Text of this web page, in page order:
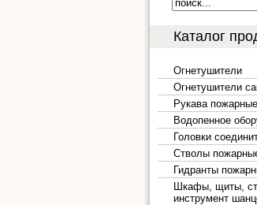
Каталог
Огнетушители
Огнетушители
Рукава пожарные
Водопенное
Головки
Стволы
Гидранты
Шкафы, щиты,
инструмент